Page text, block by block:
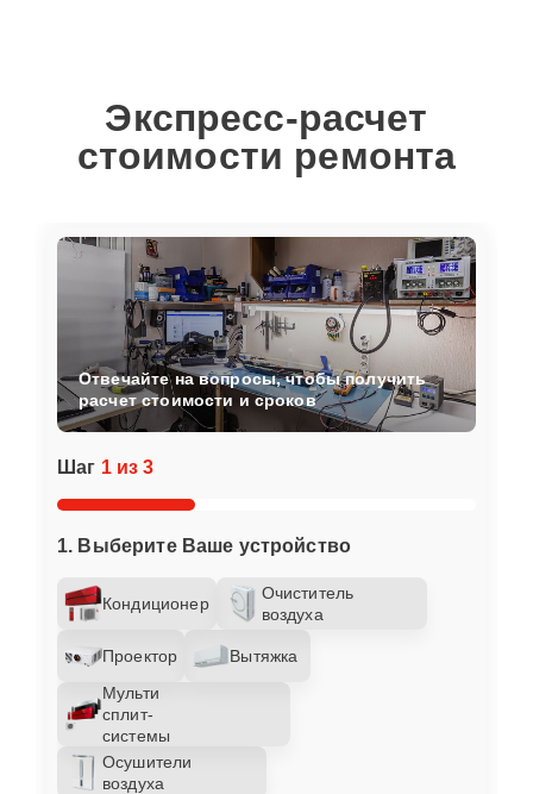
Экспресс-расчет
стоимости ремонта
Шаг 1 из 3
1. Выберите Ваше устройство
Кондиционер
Очиститель
воздуха
Проектор
Вытяжка
Мульти
сплит-
системы
Осушители
воздуха
Отвечайте на вопросы, чтобы получить
расчет стоимости и сроков